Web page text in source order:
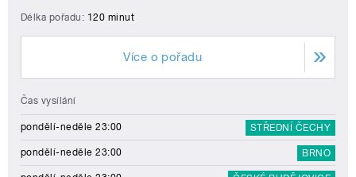
Délka pořadu: 120 minut
Více o pořadu
Čas vysílání
pondělí-neděle 23:00 STŘEDNÍ ČECHY
pondělí-neděle 23:00 BRNO